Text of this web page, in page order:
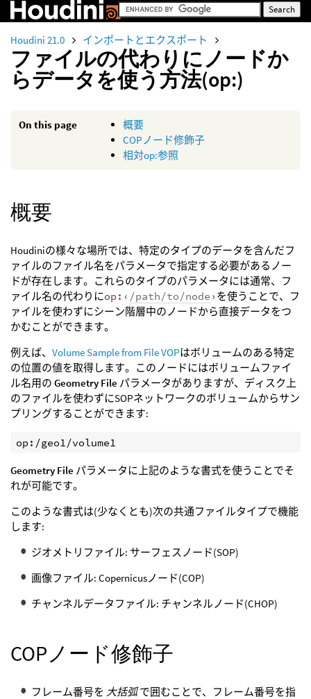
Houdini 21.0 インポートとエクスポート
ファイルの代わりにノードか
らデータを使う方法(op:)
On this page
概要
COPノード修飾子
相対op:参照
概要
Houdiniの様々な場所では、特定のタイプのデータを含んだフ
ァイルのファイル名をパラメータで指定する必要があるノー
ドが存在します。これらのタイプのパラメータには通常、フ
ァイル名の代わりにop:‹ /path/to/node › を使うことで、フ
ァイルを使わずにシーン階層中のノードから直接データをつ
かむことができます。
例えば、 Volume Sample from File VOPはボリュームのある特定
の位置の値を取得します。このノードにはボリュームファイ
ル名用の Geometry File パラメータがありますが、ディスク上
のファイルを使わずにSOPネットワークのボリュームからサン
プリングすることができます:
op:/geo1/volume1
Geometry File パラメータに上記のような書式を使うことでそ
れが可能です。
このような書式は(少なくとも)次の共通ファイルタイプで機能
します:
ジオメトリファイル: サーフェスノード(SOP)
画像ファイル: Copernicusノード(COP)
チャンネルデータファイル: チャンネルノード(CHOP)
COPノード修飾子
フレーム番号を 大括弧で囲むことで、フレーム番号を指